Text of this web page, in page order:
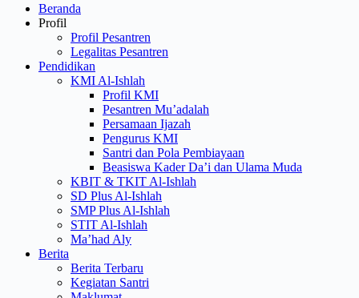
Beranda
Profil
Profil Pesantren
Legalitas Pesantren
Pendidikan
KMI Al-Ishlah
Profil KMI
Pesantren Mu’adalah
Persamaan Ijazah
Pengurus KMI
Santri dan Pola Pembiayaan
Beasiswa Kader Da’i dan Ulama Muda
KBIT & TKIT Al-Ishlah
SD Plus Al-Ishlah
SMP Plus Al-Ishlah
STIT Al-Ishlah
Ma’had Aly
Berita
Berita Terbaru
Kegiatan Santri